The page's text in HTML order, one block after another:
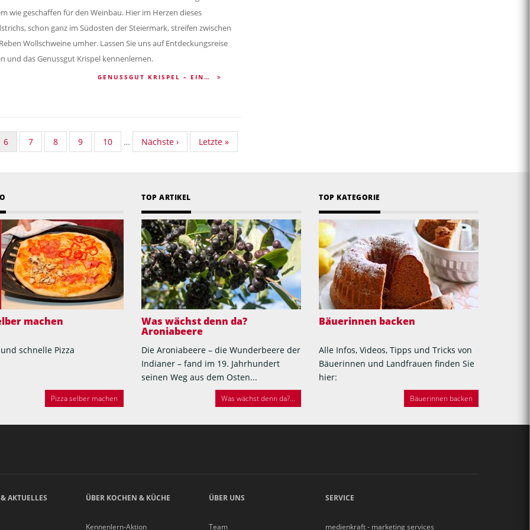
wie geschaffen für den Weinbau. Hier im Herzen dieses
schon ganz im Südosten der Steiermark, streifen zwischen
Wollschweine umher. Lassen Sie uns auf Entdeckungsreise
und das Genussgut Krispel kennenlernen.
GENUSSGUT KRISPEL – EIN…
Aktuelle
Seite
6
Standard
Taxonomy
7
Standard
Taxonomy
8
Standard
Taxonomy
9
Standard
Taxonomy
10 …
Nächste
Seite
Nächste ›
Last
page
Letzte »
machen
schnelle Pizza
Pizza selber machen
TOP ARTIKEL
Was wächst denn da?
Aroniabeere
Die Aroniabeere – die Wunderbeere der
Indianer – fand im 19. Jahrhundert
seinen Weg aus dem Osten...
Was wächst denn da?...
TOP KATEGORIE
Bäuerinnen backen
Alle Infos, Videos, Tipps und Tricks von
Bäuerinnen und Landfrauen finden Sie
hier:
Bäuerinnen backen
AKTUELLES ÜBER KOCHEN & KÜCHE
Kennenlern-Aktion
ÜBER UNS
Team
SERVICE
medienkraft - marketing services